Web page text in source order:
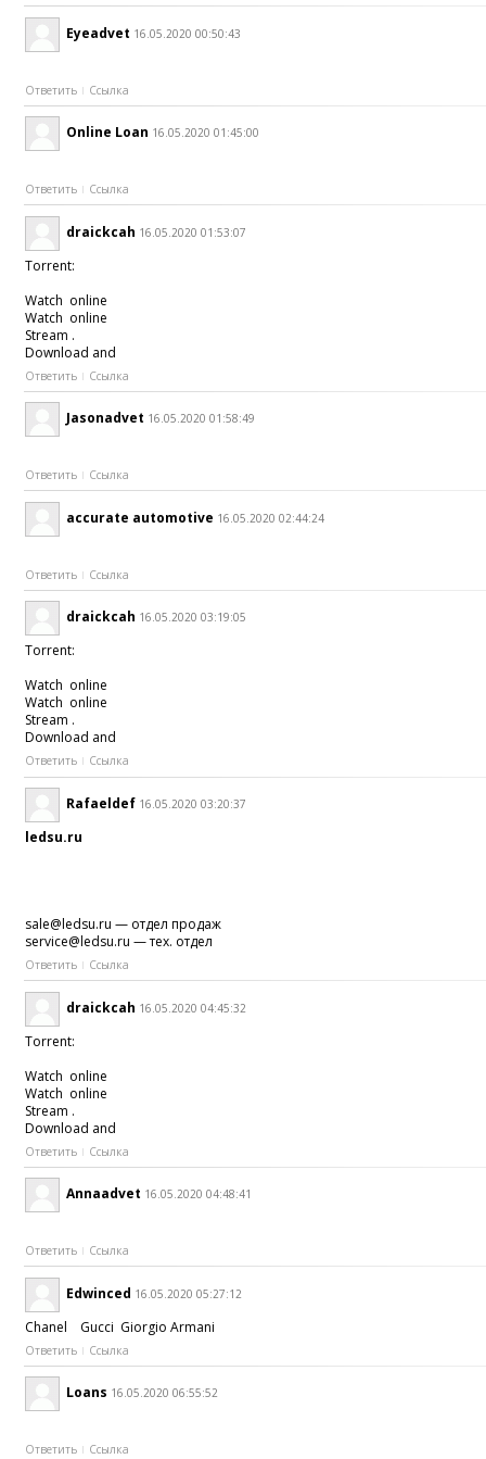
Eyeadvet 16.05.2020 00:50:43
Ответить Ссылка
Online Loan 16.05.2020 01:45:00
Ответить Ссылка
draickcah 16.05.2020 01:53:07
Torrent:
Watch online
Watch online
Stream .
Download and
Ответить Ссылка
Jasonadvet 16.05.2020 01:58:49
Ответить Ссылка
accurate automotive 16.05.2020 02:44:24
Ответить Ссылка
draickcah 16.05.2020 03:19:05
Torrent:
Watch online
Watch online
Stream .
Download and
Ответить Ссылка
Rafaeldef 16.05.2020 03:20:37
ledsu.ru
sale@ledsu.ru — отдел продаж
service@ledsu.ru — тех. отдел
Ответить Ссылка
draickcah 16.05.2020 04:45:32
Torrent:
Watch online
Watch online
Stream .
Download and
Ответить Ссылка
Annaadvet 16.05.2020 04:48:41
Ответить Ссылка
Edwinced 16.05.2020 05:27:12
Chanel Gucci Giorgio Armani
Ответить Ссылка
Loans 16.05.2020 06:55:52
Ответить Ссылка